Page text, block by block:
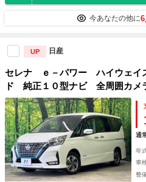
今あなたの他に6
UP 日産
セレナ ｅ－パワー ハイウェイ
ド 純正１０型ナビ 全周囲カメ
ジェンシーブレーキ プロパイ
ーナーセンサー レーンキープ
ド ＥＴＣ
通
年
車
整